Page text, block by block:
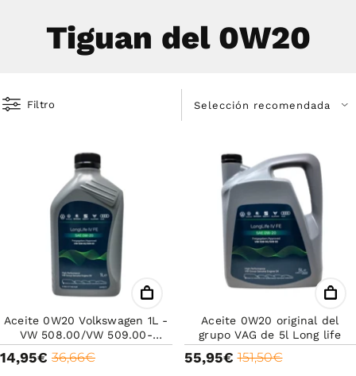
Tiguan del 0W20
Filtro
Aceite 0W20 Volkswagen 1L -
VW 508.00/VW 509.00-
Original VW- Long life-Aceite
de alta calidad
36,66€
14,95€
Aceite 0W20 original del
grupo VAG de 5l Long life
151,50€
55,95€